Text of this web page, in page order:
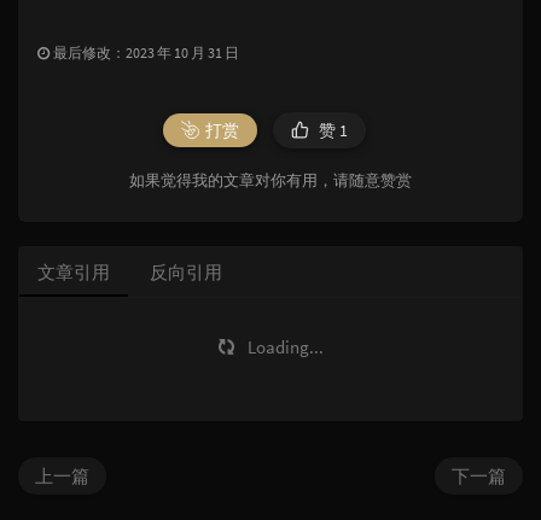
最后修改：2023 年 10 月 31 日
打赏 赞 1
如果觉得我的文章对你有用，请随意赞赏
文章引用 反向引用
Loading...
下一篇
上一篇